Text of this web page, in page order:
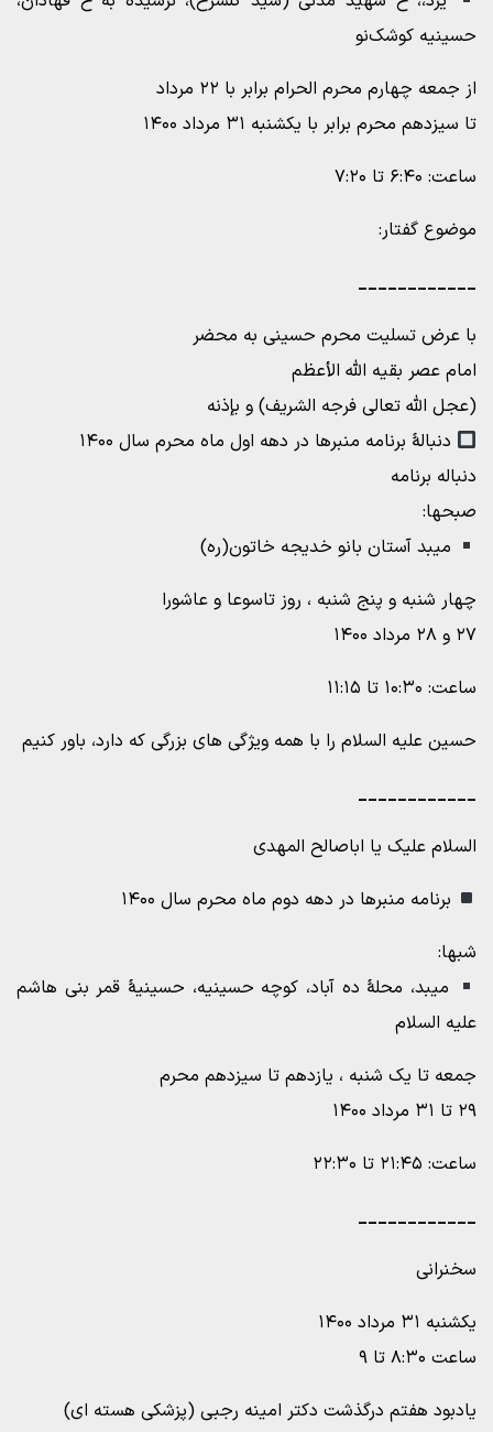
حسینیه کوشک‌نو
از جمعه چهارم محرم الحرام برابر با ۲۲ مرداد
تا سیزدهم محرم برابر با یکشنبه ۳۱ مرداد ۱۴۰۰
ساعت: ۶:۴۰ تا ۷:۲۰
موضوع گفتار:
____________
با عرض تسلیت محرم حسینی به محضر
امام عصر بقیه الله الأعظم
(عجل الله تعالی فرجه الشریف) و بإذنه
دنبالۀ برنامه منبرها در دهه اول ماه محرم سال ۱۴۰۰
دنباله برنامه
صبحها:
میبد آستان بانو خدیجه خاتون(ره)
چهار شنبه و پنج شنبه ، روز تاسوعا و عاشورا
۲۷ و ۲۸ مرداد ۱۴۰۰
ساعت: ۱۰:۳۰ تا ۱۱:۱۵
حسین علیه السلام را با همه ویژگی های بزرگی که دارد، باور کنیم
____________
السلام علیک یا اباصالح المهدی
برنامه منبرها در دهه دوم ماه محرم سال ۱۴۰۰
شبها:
میبد، محلۀ ده آباد، کوچه حسینیه، حسینیۀ قمر بنی هاشم
علیه السلام
جمعه تا یک شنبه ، یازدهم تا سیزدهم محرم
۲۹ تا ۳۱ مرداد ۱۴۰۰
ساعت: ۲۱:۴۵ تا ۲۲:۳۰
____________
سخنرانی
یکشنبه ۳۱ مرداد ۱۴۰۰
ساعت ۸:۳۰ تا ۹
یادبود هفتم درگذشت دکتر امینه رجبی (پزشکی هسته ای)